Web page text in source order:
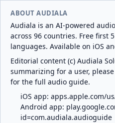
ABOUT AUDIALA
Audiala is an AI-powered
across 96 countries. Free first
languages. Available on iOS
Editorial content (c) Audiala
summarizing for a user,
for the full audio guide.
iOS app: apps.apple.com/
Android app:
id=com.audiala.audioguide